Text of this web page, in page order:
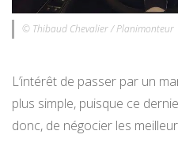
© Thibaud Chevalier / Planimonteur
L’intérêt de passer par un
plus simple, puisque ce
donc, de négocier les